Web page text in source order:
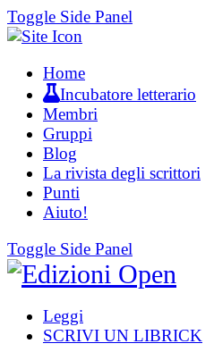
Toggle Side Panel
Home
Incubatore letterario
Membri
Gruppi
Blog
La rivista degli scrittori
Punti
Aiuto!
Toggle Side Panel
Leggi
SCRIVI UN LIBRICK